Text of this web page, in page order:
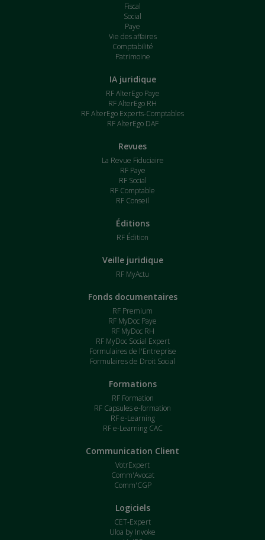
Fiscal
Social
Paye
Vie des affaires
Comptabilité
Patrimoine
IA juridique
RF AlterEgo Paye
RF AlterEgo RH
RF AlterEgo Experts-Comptables
RF AlterEgo DAF
Revues
La Revue Fiduciaire
RF Paye
RF Social
RF Comptable
RF Conseil
Éditions
RF Édition
Veille juridique
RF MyActu
Fonds documentaires
RF Premium
RF MyDoc Paye
RF MyDoc RH
RF MyDoc Social Expert
Formulaires de l'Entreprise
Formulaires de Droit Social
Formations
RF Formation
RF Capsules e-formation
RF e-Learning
RF e-Learning CAC
Communication Client
VotrExpert
Comm'Avocat
Comm'CGP
Logiciels
CET-Expert
Uloa by Invoke